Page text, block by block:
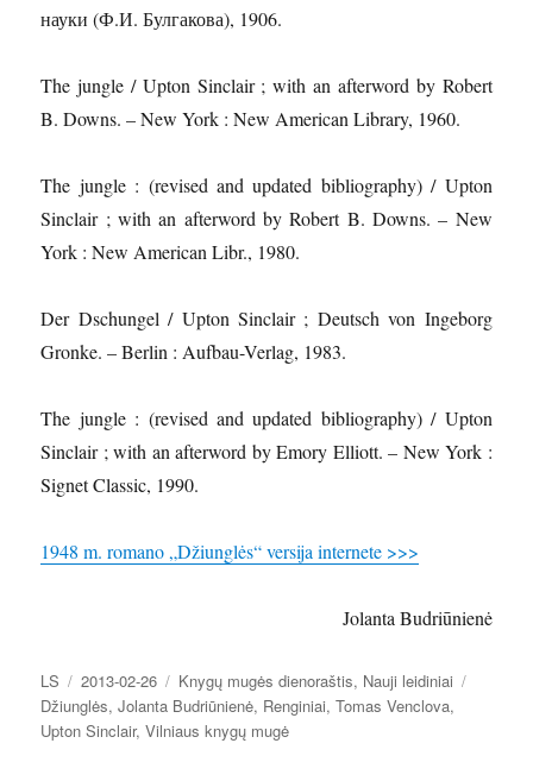
науки (Ф.И. Булгакова), 1906.
The jungle / Upton Sinclair ; with an afterword by Robert
B. Downs. – New York : New American Library, 1960.
The jungle : (revised and updated bibliography) / Upton
Sinclair ; with an afterword by Robert B. Downs. – New
York : New American Libr., 1980.
Der Dschungel / Upton Sinclair ; Deutsch von Ingeborg
Gronke. – Berlin : Aufbau-Verlag, 1983.
The jungle : (revised and updated bibliography) / Upton
Sinclair ; with an afterword by Emory Elliott. – New York :
Signet Classic, 1990.
1948 m. romano „Džiunglės“ versija internete >>>
Jolanta Budriūnienė
Autorius
LS Paskelbta
2013-02-26 Kategorijos
Knygų mugės dienoraštis, Nauji leidiniai
Džiunglės,Jolanta Budriūnienė, Renginiai,Tomas Venclova,
Upton Sinclair,Vilniaus knygų mugė